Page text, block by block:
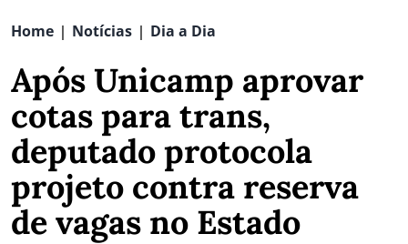
Home | Notícias | Dia a Dia
Após Unicamp aprovar
cotas para trans,
deputado protocola
projeto contra reserva
de vagas no Estado